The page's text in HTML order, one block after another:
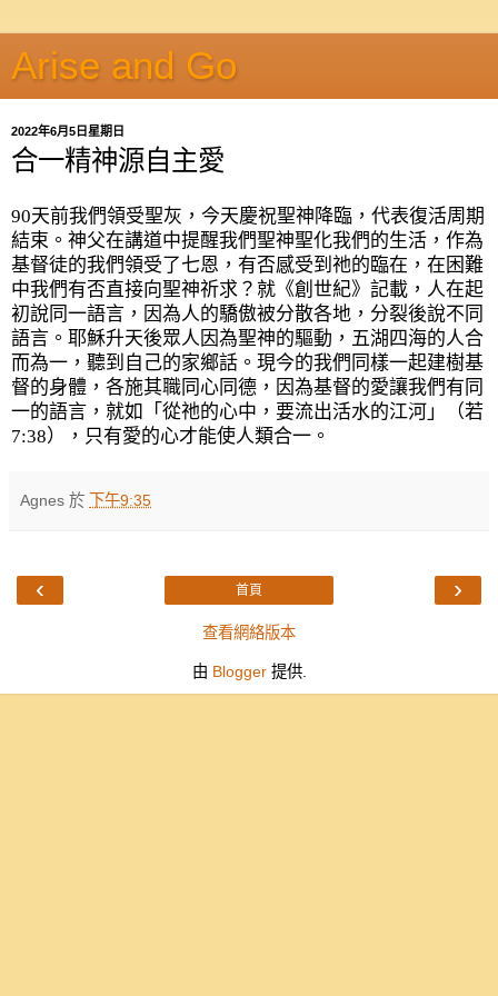
Arise and Go
2022年6月5日星期日
合一精神源自主愛
90天前我們領受聖灰，今天慶祝聖神降臨，代表復活周期
結束。神父在講道中提醒我們聖神聖化我們的生活，作為
基督徒的我們領受了七恩，有否感受到祂的臨在，在困難
中我們有否直接向聖神祈求？就《創世紀》記載，人在起
初說同一語言，因為人的驕傲被分散各地，分裂後說不同
語言。耶穌升天後眾人因為聖神的驅動，五湖四海的人合
而為一，聽到自己的家鄉話。現今的我們同樣一起建樹基
督的身體，各施其職同心同德，因為基督的愛讓我們有同
一的語言，就如「從祂的心中，要流出活水的江河」（若
7:38），只有愛的心才能使人類合一。
Agnes 於 下午9:35
‹ ›
首頁
查看網絡版本
由 Blogger提供.